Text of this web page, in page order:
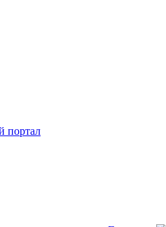
портал